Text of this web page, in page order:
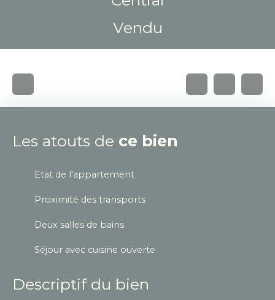
Vendu
Les atouts de ce bien
Etat de l'appartement
Proximité des transports
Deux salles de bains
Séjour avec cuisine ouverte
Descriptif du bien